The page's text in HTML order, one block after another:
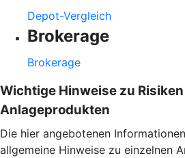
Depot-Vergleich
Brokerage
Brokerage
Wichtige Hinweise zu
Anlageprodukten
Die hier angebotenen
allgemeine Hinweise zu einzelnen